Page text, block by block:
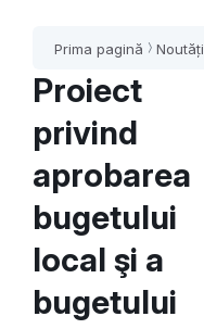
Prima pagină Noutăți
Proiect
privind
aprobarea
bugetului
local şi a
bugetului